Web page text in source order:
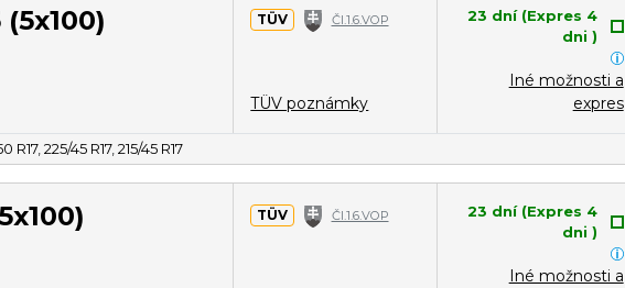
(5x100) TÜV Čl.1.6.VOP
TÜV poznámky
23 dní (Expres 4
dni )
Iné možnosti a
expres
R17, 225/45 R17, 215/45 R17
TÜV Čl.1.6.VOP
23 dní (Expres 4
dni )
Iné možnosti a